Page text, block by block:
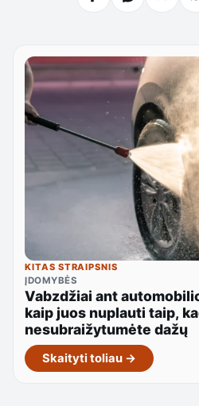
KITAS STRAIPSNIS
ĮDOMYBĖS
Vabzdžiai ant
kaip juos nuplauti taip,
nesubraižytumėte dažų
Skaityti toliau →